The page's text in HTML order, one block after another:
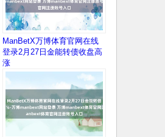
ManBetX万博体育官网在线
登录2月27日金能转债收盘高
涨